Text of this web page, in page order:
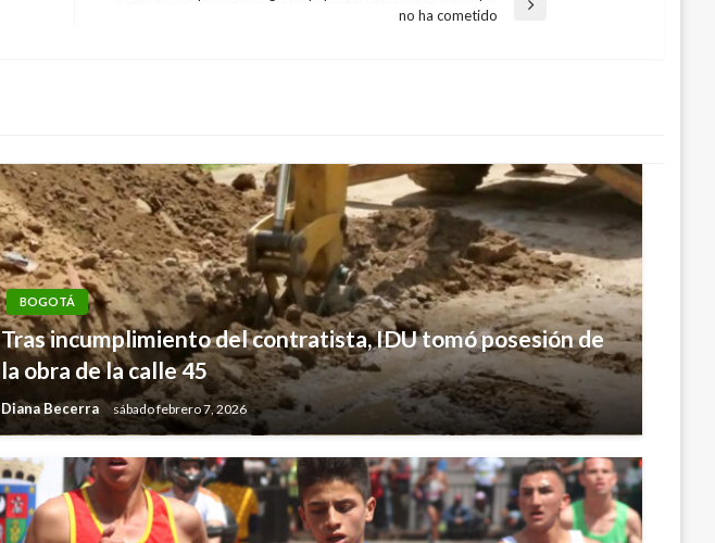
no ha cometido
BOGOTÁ
Tras incumplimiento del contratista, IDU tomó posesión de
la obra de la calle 45
Diana Becerra sábado febrero 7, 2026